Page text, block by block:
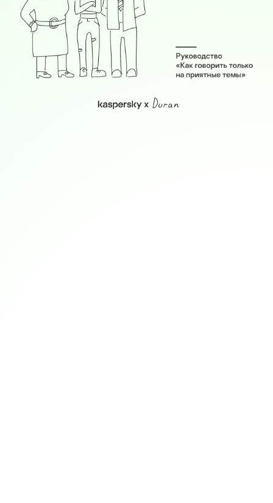
Руководство
«Как говорить только
на приятные темы»